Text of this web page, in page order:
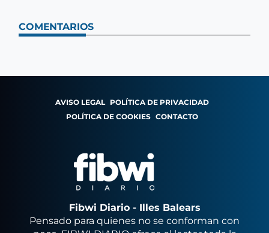
COMENTARIOS
AVISO LEGAL POLÍTICA DE PRIVACIDAD
POLÍTICA DE COOKIES CONTACTO
Fibwi Diario - Illes Balears
Pensado para quienes no se conforman con